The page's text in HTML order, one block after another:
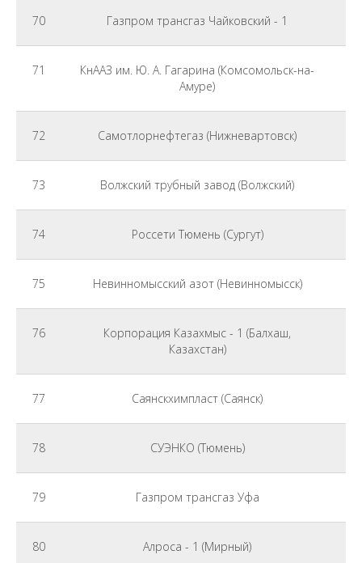
70 Газпром трансгаз Чайковский - 1
71
КнААЗ им. Ю. А. Гагарина (Комсомольск-на-
Амуре)
72 Самотлорнефтегаз (Нижневартовск)
73 Волжский трубный завод (Волжский)
74 Россети Тюмень (Сургут)
75 Невинномысский азот (Невинномысск)
76
Корпорация Казахмыс - 1 (Балхаш,
Казахстан)
77 Саянскхимпласт (Саянск)
78 СУЭНКО (Тюмень)
79 Газпром трансгаз Уфа
80 Алроса - 1 (Мирный)